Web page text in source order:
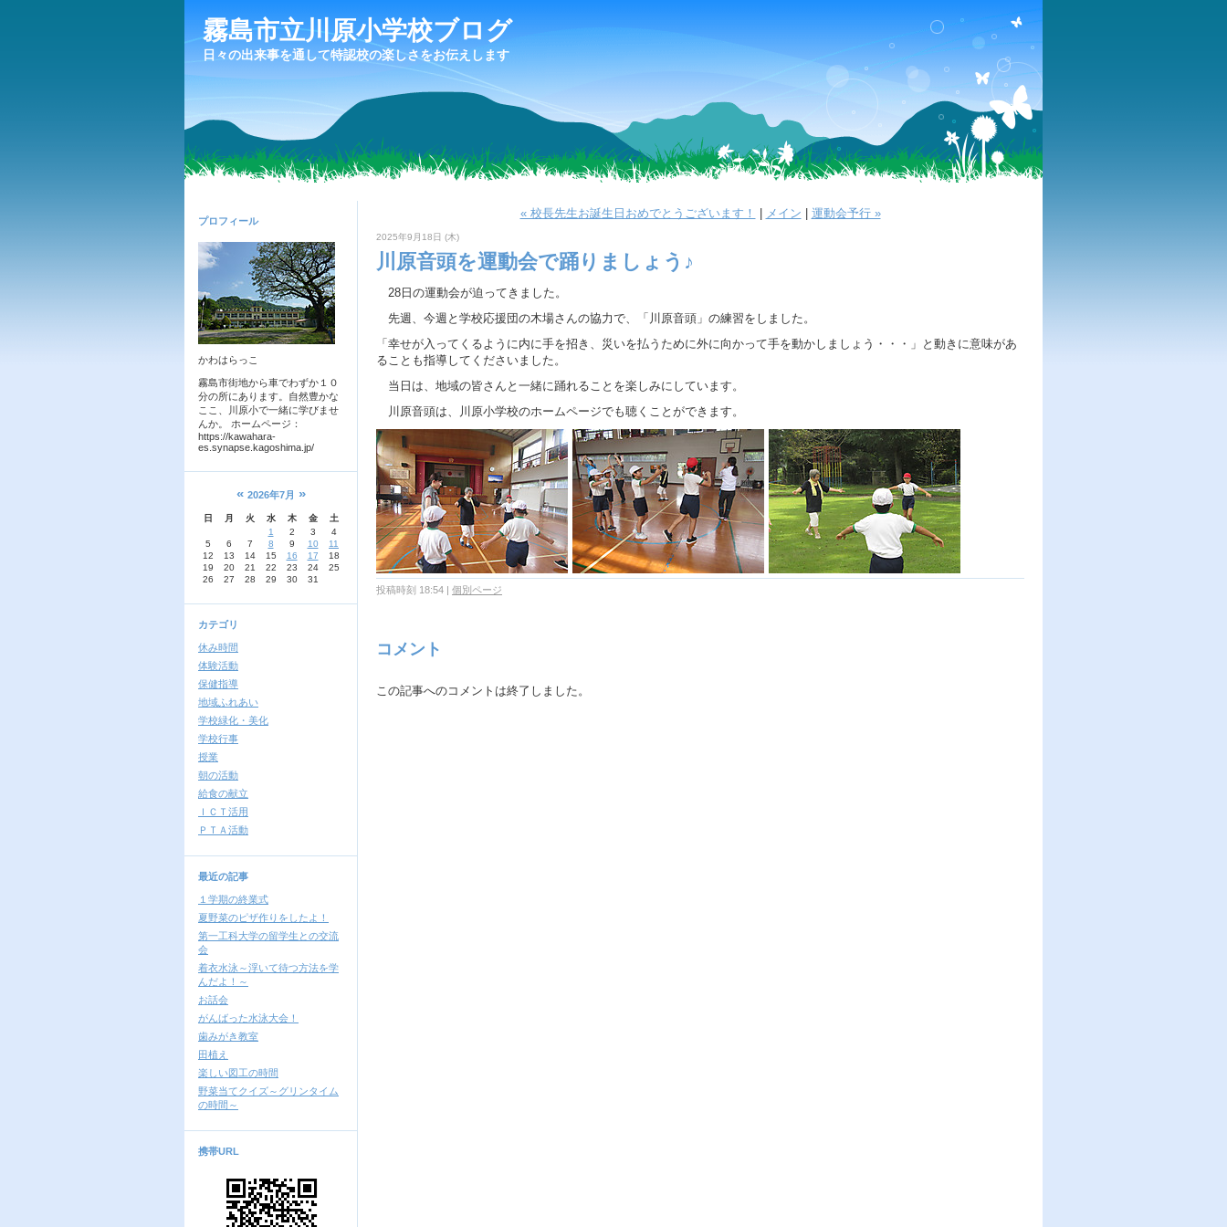
霧島市立川原小学校ブログ
日々の出来事を通して特認校の楽しさをお伝えします
プロフィール
かわはらっこ
霧島市街地から車でわずか１０
分の所にあります。自然豊かな
ここ、川原小で一緒に学びませ
んか。 ホームページ：
https://kawahara-
es.synapse.kagoshima.jp/
« 2026年7月 »
日 月 火 水 木 金
土
1
2 3
4
5
6 7 8 9 10
11
12
13 14 15 16 17
18
19
20 21 22 23 24
25
26
27 28 29 30 31
カテゴリ
休み時間
体験活動
保健指導
地域ふれあい
学校緑化・美化
学校行事
授業
朝の活動
給食の献立
ＩＣＴ活用
ＰＴＡ活動
最近の記事
１学期の終業式
夏野菜のピザ作りをしたよ！
第一工科大学の留学生との交流
会
着衣水泳～浮いて待つ方法を学
んだよ！～
お話会
がんばった水泳大会！
歯みがき教室
田植え
楽しい図工の時間
野菜当てクイズ～グリンタイム
の時間～
携帯URL
« 校長先生お誕生日おめでとうございます！ メイン 運動会予行 »
2025年9月18日 (木)
川原音頭を運動会で踊りましょう♪
28日の運動会が迫ってきました。
先週、今週と学校応援団の木場さんの協力で、「川原音頭」の練習をしました。
「幸せが入ってくるように内に手を招き、災いを払うために外に向かって手を動かしましょう・・・」と動きに意味があ
ることも指導してくださいました。
当日は、地域の皆さんと一緒に踊れることを楽しみにしています。
川原音頭は、川原小学校のホームページでも聴くことができます。
投稿時刻 18:54 | 個別ページ
コメント
この記事へのコメントは終了しました。